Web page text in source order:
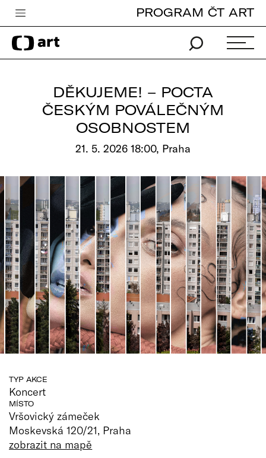
Česká televize
Zpravodajství
iVysílání
edu
Vše o ČT
PROGRAM ČT ART
DĚKUJEME! – POCTA
ČESKÝM POVÁLEČNÝM
OSOBNOSTEM
21. 5. 2026 18:00, Praha
TYP AKCE
Koncert
MÍSTO
Vršovický zámeček
Moskevská 120/21, Praha
zobrazit na mapě